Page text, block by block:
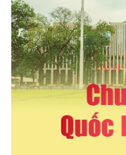
Media Văn hóa
Media Xã hội
Media Pháp luật
Media Du lịch